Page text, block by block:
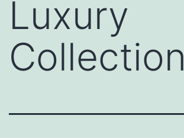
Luxury
Collection